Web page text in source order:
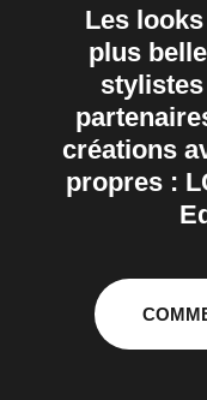
Les
plus
créations
propres :